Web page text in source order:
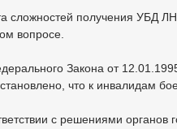
сложностей получения УБД
вопросе.
Закона от
что к инвалидам
с решениями органов